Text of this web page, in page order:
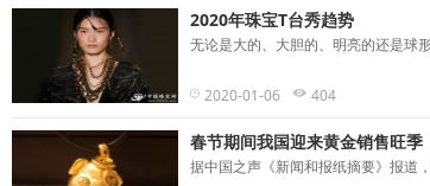
2020年珠宝T台秀趋势
无论是大的、大胆的、明亮的还是球
2020-01-06 404
春节期间我国迎来黄金销售旺季
据中国之声《新闻和报纸摘要》报道